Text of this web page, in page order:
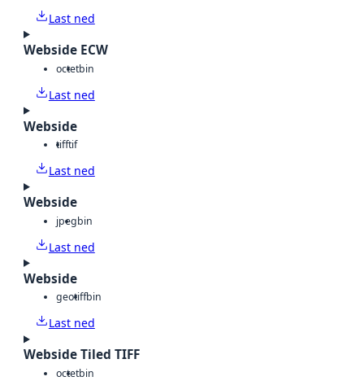
Last ned
Webside ECW
octetbin
Last ned
Webside
tifftif
Last ned
Webside
jpegbin
Last ned
Webside
geotiffbin
Last ned
Webside Tiled TIFF
octetbin